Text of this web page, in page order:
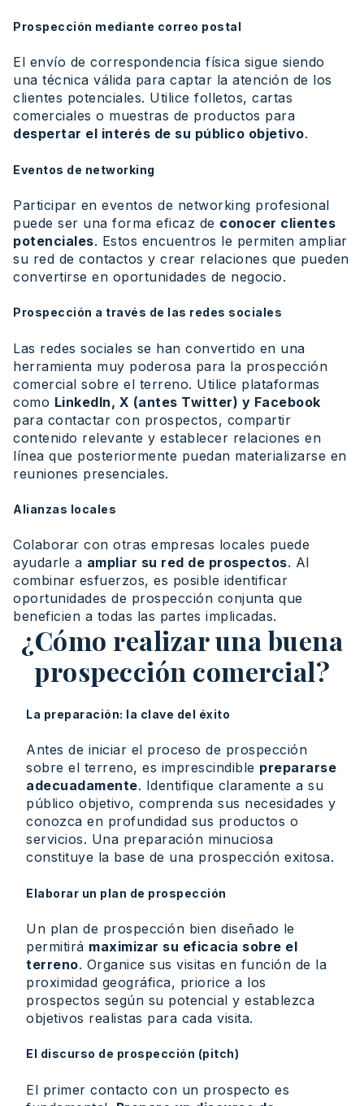
Prospección mediante correo postal
El envío de correspondencia física sigue siendo
una técnica válida para captar la atención de los
clientes potenciales. Utilice folletos, cartas
comerciales o muestras de productos para
despertar el interés de su público objetivo.
Eventos de networking
Participar en eventos de networking profesional
puede ser una forma eficaz de conocer clientes
potenciales. Estos encuentros le permiten ampliar
su red de contactos y crear relaciones que pueden
convertirse en oportunidades de negocio.
Prospección a través de las redes sociales
Las redes sociales se han convertido en una
herramienta muy poderosa para la prospección
comercial sobre el terreno. Utilice plataformas
como LinkedIn, X (antes Twitter) y Facebook
para contactar con prospectos, compartir
contenido relevante y establecer relaciones en
línea que posteriormente puedan materializarse en
reuniones presenciales.
Alianzas locales
Colaborar con otras empresas locales puede
ayudarle a ampliar su red de prospectos. Al
combinar esfuerzos, es posible identificar
oportunidades de prospección conjunta que
beneficien a todas las partes implicadas.
¿Cómo realizar una buena
prospección comercial?
La preparación: la clave del éxito
Antes de iniciar el proceso de prospección
sobre el terreno, es imprescindible prepararse
adecuadamente. Identifique claramente a su
público objetivo, comprenda sus necesidades y
conozca en profundidad sus productos o
servicios. Una preparación minuciosa
constituye la base de una prospección exitosa.
Elaborar un plan de prospección
Un plan de prospección bien diseñado le
permitirá maximizar su eficacia sobre el
terreno. Organice sus visitas en función de la
proximidad geográfica, priorice a los
prospectos según su potencial y establezca
objetivos realistas para cada visita.
El discurso de prospección (pitch)
El primer contacto con un prospecto es